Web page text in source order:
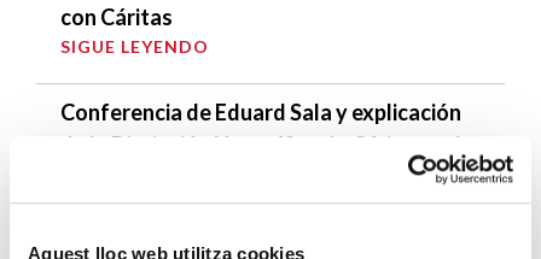
Aquest lloc web utilitza cookies
con Cáritas
SIGUE LEYENDO
Conferencia de Eduard Sala y explicación
de la Distinción Honorífica de Cáritas en la
SIGUE LEYENDO